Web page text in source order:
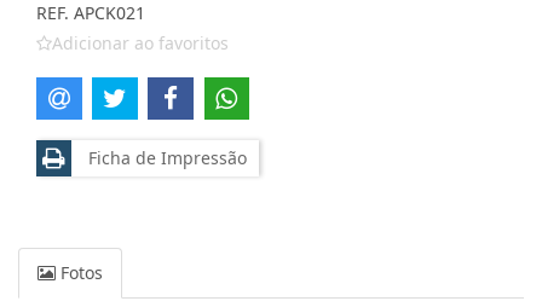
REF. APCK021
Adicionar ao favoritos
Ficha de Impressão
Fotos